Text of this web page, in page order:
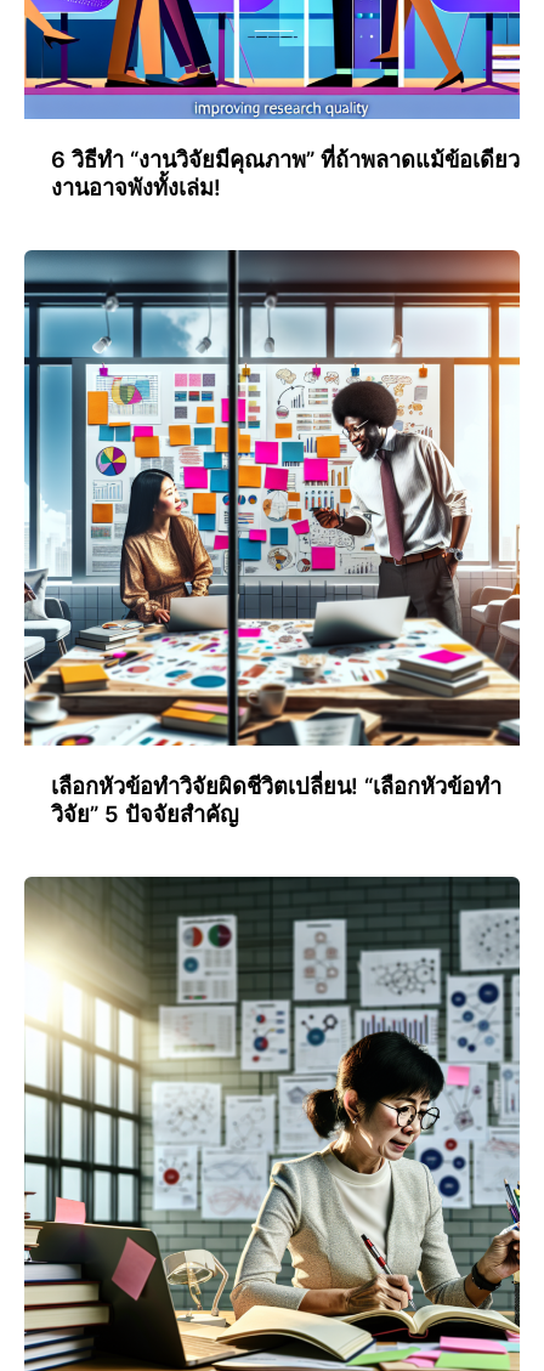
6 วิธีทำ “งานวิจัยมีคุณภาพ” ที่ถ้าพลาดแม้ข้อเดียว
งานอาจพังทั้งเล่ม!
เลือกหัวข้อทำวิจัยผิดชีวิตเปลี่ยน! “เลือกหัวข้อทำ
วิจัย” 5 ปัจจัยสำคัญ